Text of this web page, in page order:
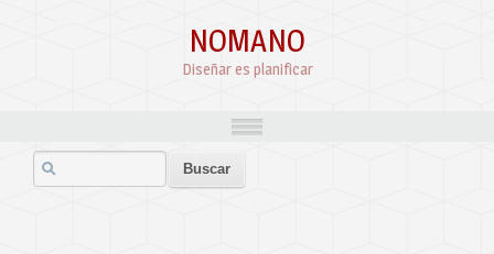
NOMANO
Diseñar es planificar